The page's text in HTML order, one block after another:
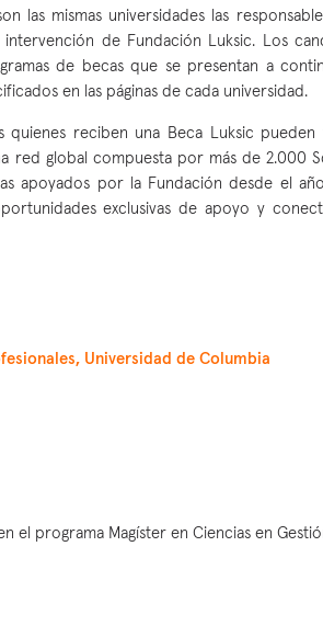
las mismas universidades las
de Fundación Luksic. Los
de becas que se presentan a
en las páginas de cada universidad.
quienes reciben una Beca Luksic pueden
red global compuesta por más de 2.000
apoyados por la Fundación desde el
exclusivas de apoyo y
Universidad de Columbia
el programa Magíster en Ciencias en